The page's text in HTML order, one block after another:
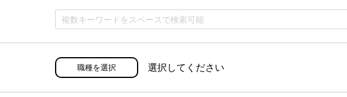
職種を選択 選択してください